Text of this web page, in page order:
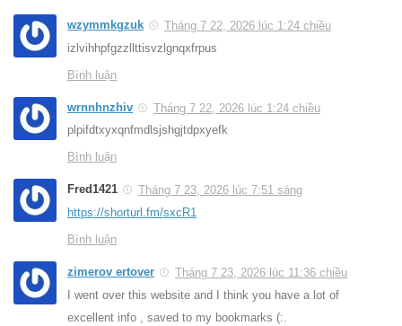
wzymmkgzuk
Tháng 7 22, 2026 lúc 1:24 chiều
izlvihhpfgzzllttisvzlgnqxfrpus
Bình luận
wrnnhnzhiv
Tháng 7 22, 2026 lúc 1:24 chiều
plpifdtxyxqnfmdlsjshgjtdpxyefk
Bình luận
Fred1421
Tháng 7 23, 2026 lúc 7:51 sáng
https://shorturl.fm/sxcR1
Bình luận
zimerov ertover
Tháng 7 23, 2026 lúc 11:36 chiều
I went over this website and I think you have a lot of
excellent info , saved to my bookmarks (:.